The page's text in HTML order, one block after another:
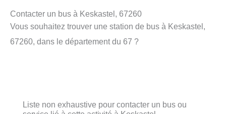
Contacter un bus à Keskastel, 67260
Vous souhaitez trouver une station de bus à Keskastel,
67260, dans le département du 67 ?
Liste non exhaustive pour contacter un bus ou